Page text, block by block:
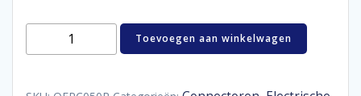
Heavy
Toevoegen aan winkelwagen